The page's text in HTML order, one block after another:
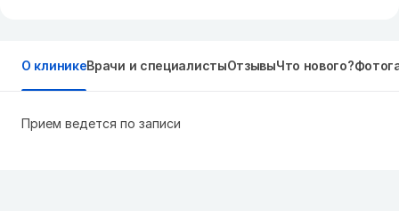
О клиникеВрачи и специалистыОтзывыЧто нового?
Прием ведется по записи